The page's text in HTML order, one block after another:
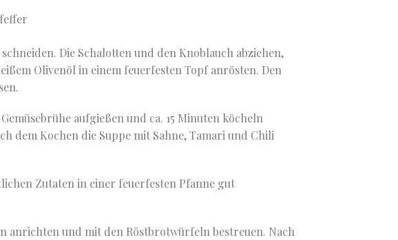
Die Schalotten und den Knoblauch abziehen,
Olivenöl in einem feuerfesten Topf anrösten. Den
aufgießen und ca. 15 Minuten köcheln
dem Kochen die Suppe mit Sahne, Tamari und Chili
Zutaten in einer feuerfesten Pfanne gut
anrichten und mit den Röstbrotwürfeln bestreuen. Nach